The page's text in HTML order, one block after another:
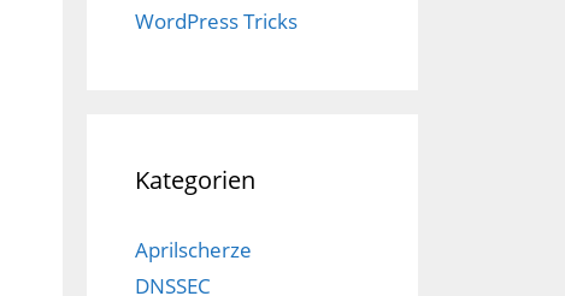
WordPress Tricks
Kategorien
Aprilscherze
DNSSEC